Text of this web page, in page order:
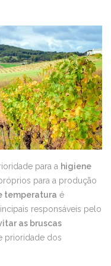
para a higiene
para a produção
temperatura é
responsáveis pelo
as bruscas
prioridade dos